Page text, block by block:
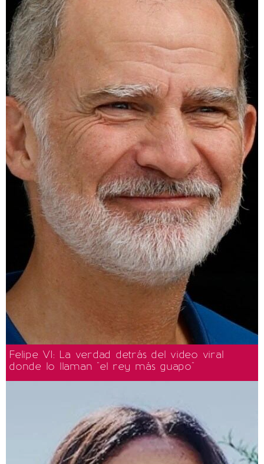
Felipe VI: La verdad detrás del video viral
donde lo llaman "el rey más guapo"